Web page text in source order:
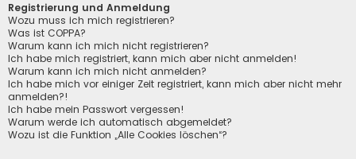
Registrierung und Anmeldung
Wozu muss ich mich registrieren?
Was ist COPPA?
Warum kann ich mich nicht registrieren?
Ich habe mich registriert, kann mich aber nicht anmelden!
Warum kann ich mich nicht anmelden?
Ich habe mich vor einiger Zeit registriert, kann mich aber nicht mehr
anmelden?!
Ich habe mein Passwort vergessen!
Warum werde ich automatisch abgemeldet?
Wozu ist die Funktion „Alle Cookies löschen“?